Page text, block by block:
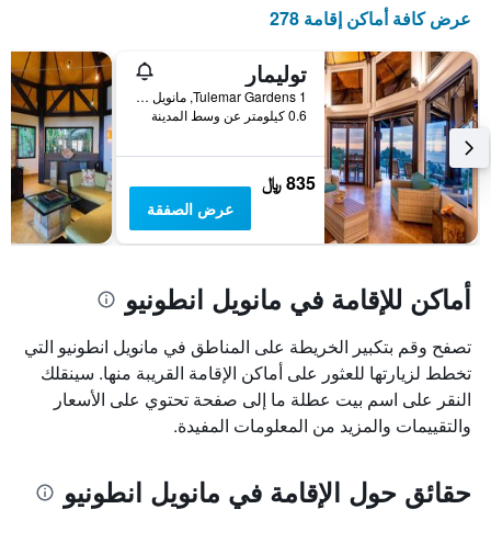
الذي
أيام
الأسبوع.
يتضمن
المخطط
التالي
1
محور
Y
الذي
سعر
غرفة
عرض كافة أماكن إقامة 278
توليمار
1 Tulemar Gardens, مانويل انطونيو, كوستاريكا
0.6 كيلومتر عن وسط المدينة
835 ﷼
عرض الصفقة
أماكن للإقامة في مانويل انطونيو
تصفح وقم بتكبير الخريطة على المناطق في مانويل انطونيو التي
تخطط لزيارتها للعثور على أماكن الإقامة القريبة منها. سينقلك
النقر على اسم بيت عطلة ما إلى صفحة تحتوي على الأسعار
والتقييمات والمزيد من المعلومات المفيدة.
حقائق حول الإقامة في مانويل انطونيو